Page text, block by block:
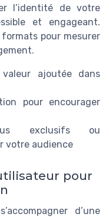
l’identité de votre
et engageant.
pour mesurer
ajoutée dans
pour encourager
exclusifs ou
votre audience
pour
d’une